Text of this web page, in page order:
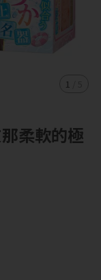
1
柔軟的極